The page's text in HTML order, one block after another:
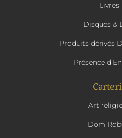
Livres
Disques &
Produits dérivés
Présence
Art
Dom